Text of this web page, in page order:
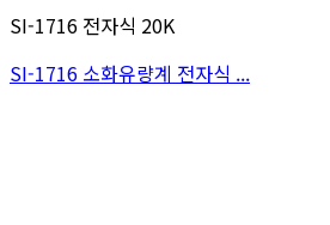
SI-1716 전자식 20K
SI-1716 소화유량계 전자식 ...